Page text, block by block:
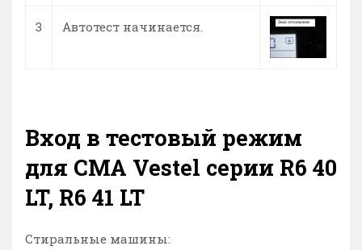
3 Автотест начинается.
Вход в тестовый режим
для СМА Vestel серии R6 40
LT, R6 41 LT
Стиральные машины: